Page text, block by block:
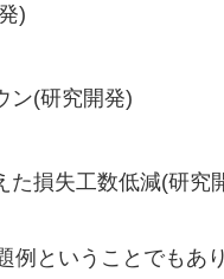
)
ン(研究開発)
た損失工数低減(研究
例ということでもあ